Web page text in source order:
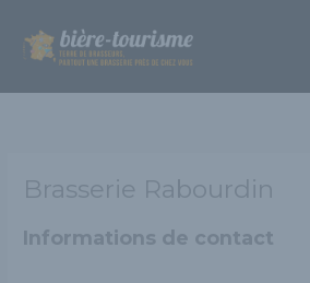
contenu
Brasserie Rabourdin
Informations de contact